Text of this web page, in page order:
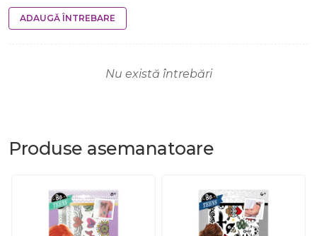
ADAUGĂ ÎNTREBARE
Nu există întrebări
Produse asemanatoare